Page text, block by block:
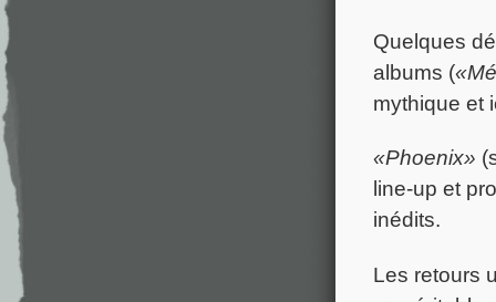
Quelques
albums (
mythique et
«Phoenix»
line-up et
inédits.
Les retours